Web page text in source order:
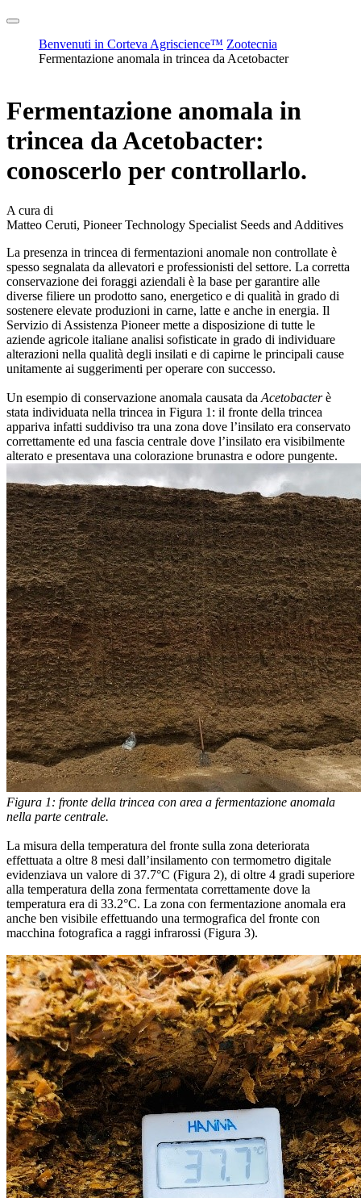
Benvenuti in Corteva Agriscience™ Zootecnia
Fermentazione anomala in trincea da Acetobacter
Fermentazione anomala in
trincea da Acetobacter:
conoscerlo per controllarlo.
A cura di
Matteo Ceruti, Pioneer Technology Specialist Seeds and Additives
La presenza in trincea di fermentazioni anomale non controllate è
spesso segnalata da allevatori e professionisti del settore. La corretta
conservazione dei foraggi aziendali è la base per garantire alle
diverse filiere un prodotto sano, energetico e di qualità in grado di
sostenere elevate produzioni in carne, latte e anche in energia. Il
Servizio di Assistenza Pioneer mette a disposizione di tutte le
aziende agricole italiane analisi sofisticate in grado di individuare
alterazioni nella qualità degli insilati e di capirne le principali cause
unitamente ai suggerimenti per operare con successo.
Un esempio di conservazione anomala causata da Acetobacterè
stata individuata nella trincea in Figura 1: il fronte della trincea
appariva infatti suddiviso tra una zona dove l’insilato era conservato
correttamente ed una fascia centrale dove l’insilato era visibilmente
alterato e presentava una colorazione brunastra e odore pungente.
Figura 1: fronte della trincea con area a fermentazione anomala
nella parte centrale.
La misura della temperatura del fronte sulla zona deteriorata
effettuata a oltre 8 mesi dall’insilamento con termometro digitale
evidenziava un valore di 37.7°C (Figura 2), di oltre 4 gradi superiore
alla temperatura della zona fermentata correttamente dove la
temperatura era di 33.2°C. La zona con fermentazione anomala era
anche ben visibile effettuando una termografica del fronte con
macchina fotografica a raggi infrarossi (Figura 3).